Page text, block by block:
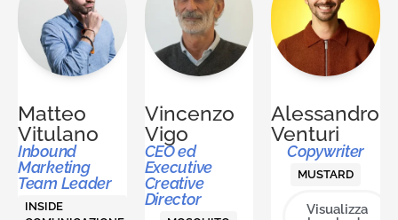
Matteo
Vitulano
Inbound
Marketing
Team Leader
INSIDE
Vincenzo
Vigo
CEO ed
Executive
Creative
Director
Alessandro
Venturi
Copywriter
MUSTARD
Visualizza